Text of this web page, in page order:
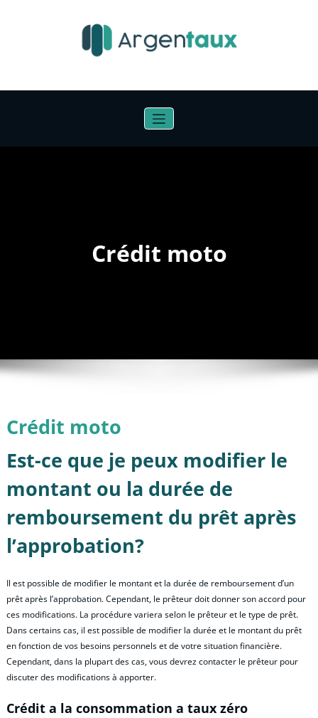
Crédit moto
Crédit moto
Est-ce que je peux modifier le
montant ou la durée de
remboursement du prêt après
l’approbation?
Il est possible de modifier le montant et la durée de remboursement d’un
prêt après l’approbation. Cependant, le prêteur doit donner son accord pour
ces modifications. La procédure variera selon le prêteur et le type de prêt.
Dans certains cas, il est possible de modifier la durée et le montant du prêt
en fonction de vos besoins personnels et de votre situation financière.
Cependant, dans la plupart des cas, vous devrez contacter le prêteur pour
discuter des modifications à apporter.
Crédit a la consommation a taux zéro